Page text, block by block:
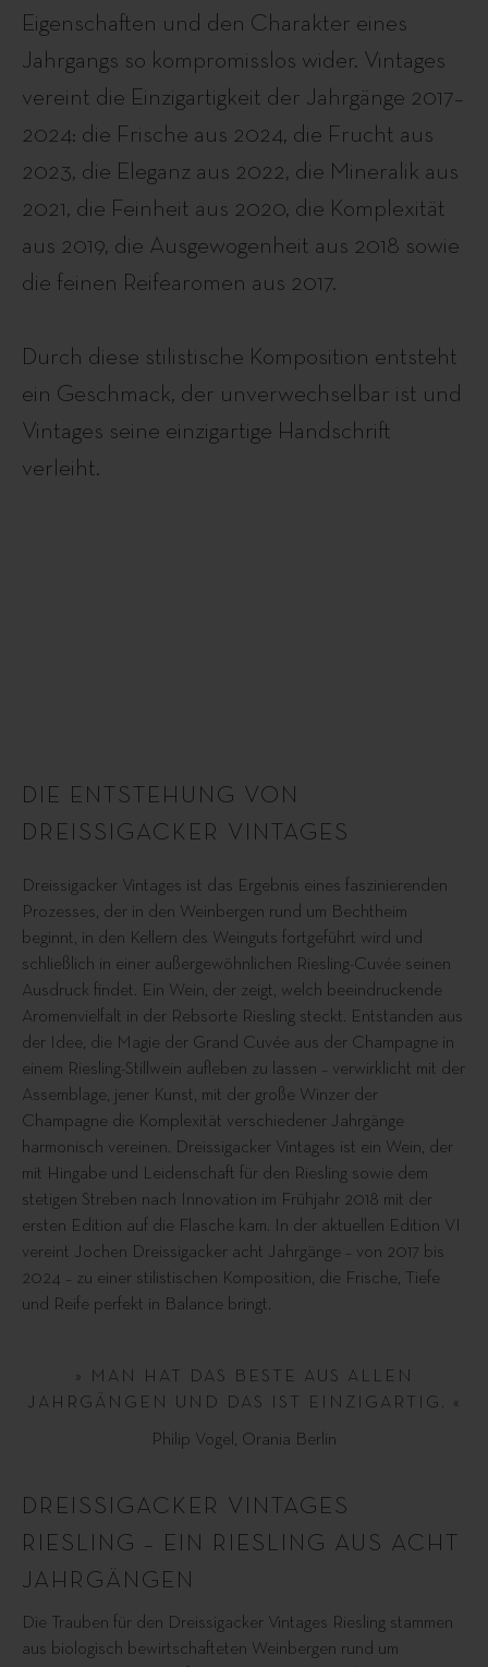
Eigenschaften und den Charakter eines
Jahrgangs so kompromisslos wider. Vintages
vereint die Einzigartigkeit der Jahrgänge 2017–
2024: die Frische aus 2024, die Frucht aus
2023, die Eleganz aus 2022, die Mineralik aus
2021, die Feinheit aus 2020, die Komplexität
aus 2019, die Ausgewogenheit aus 2018 sowie
die feinen Reifearomen aus 2017.
Durch diese stilistische Komposition entsteht
ein Geschmack, der unverwechselbar ist und
Vintages seine einzigartige Handschrift
verleiht.
DIE ENTSTEHUNG VON
DREISSIGACKER VINTAGES
Dreissigacker Vintages ist das Ergebnis eines faszinierenden
Prozesses, der in den Weinbergen rund um Bechtheim
beginnt, in den Kellern des Weinguts fortgeführt wird und
schließlich in einer außergewöhnlichen Riesling-Cuvée seinen
Ausdruck findet. Ein Wein, der zeigt, welch beeindruckende
Aromenvielfalt in der Rebsorte Riesling steckt. Entstanden aus
der Idee, die Magie der Grand Cuvée aus der Champagne in
einem Riesling-Stillwein aufleben zu lassen – verwirklicht mit der
Assemblage, jener Kunst, mit der große Winzer der
Champagne die Komplexität verschiedener Jahrgänge
harmonisch vereinen. Dreissigacker Vintages ist ein Wein, der
mit Hingabe und Leidenschaft für den Riesling sowie dem
stetigen Streben nach Innovation im Frühjahr 2018 mit der
ersten Edition auf die Flasche kam. In der aktuellen Edition VI
vereint Jochen Dreissigacker acht Jahrgänge – von 2017 bis
2024 – zu einer stilistischen Komposition, die Frische, Tiefe
und Reife perfekt in Balance bringt.
» MAN HAT DAS BESTE AUS ALLEN
JAHRGÄNGEN UND DAS IST EINZIGARTIG. «
Philip Vogel, Orania Berlin
DREISSIGACKER VINTAGES
RIESLING – EIN RIESLING AUS ACHT
JAHRGÄNGEN
Die Trauben für den Dreissigacker Vintages Riesling stammen
aus biologisch bewirtschafteten Weinbergen rund um